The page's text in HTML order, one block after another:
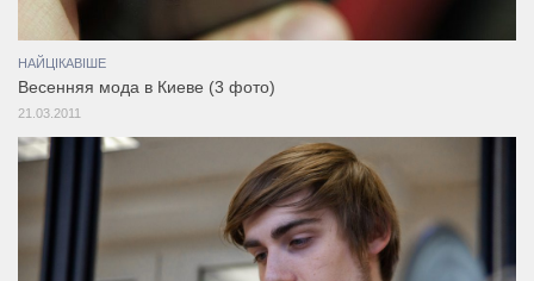
НАЙЦІКАВІШЕ
Весенняя мода в Киеве (3 фото)
21.03.2011